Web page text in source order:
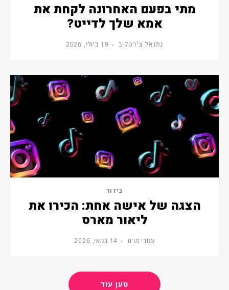
מתי בפעם האחרונה לקחת את
אמא שלך לדייט?
נתנאל צ׳רטקוב 19 ביולי, 2026
בידור
הצגה של אישה אחת: הכירו את
ליאור מארס
עמרי מרוז 14 במאי, 2026
טען עוד